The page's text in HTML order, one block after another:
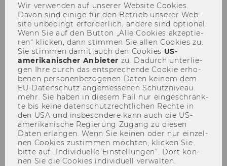
Archiv News
Wir ver­wen­den auf un­se­rer Web­site Coo­kies.
Davon sind ei­ni­ge für den Be­trieb un­se­rer Web­
site un­be­dingt er­for­der­lich, an­de­re sind op­tio­nal.
Wenn Sie auf den But­ton „Alle Coo­kies ak­zep­tie­
ren“ kli­cken, dann stim­men Sie allen Coo­kies zu.
Sie stim­men damit auch den Coo­kies US-​
amerikanischer An­bie­ter zu. Da­durch un­ter­lie­
gen Ihre durch das ent­spre­chen­de Coo­kie er­ho­
be­nen per­so­nen­be­zo­ge­nen Daten kei­nem dem
EU-​Datenschutz an­ge­mes­se­nen Schutz­ni­veau
mehr. Sie haben in die­sem Fall nur ein­ge­schränk­
te bis keine da­ten­schutz­recht­li­chen Rech­te in
den USA und ins­be­son­de­re kann auch die US-​
amerikanische Re­gie­rung Zu­gang zu die­sen
Daten er­lan­gen. Wenn Sie kei­nen oder nur ein­zel­
nen Coo­kies zu­stim­men möch­ten, kli­cken Sie
bitte auf „In­di­vi­du­el­le Ein­stel­lun­gen“. Dort kön­
nen Sie die Coo­kies in­di­vi­du­ell ver­wal­ten.